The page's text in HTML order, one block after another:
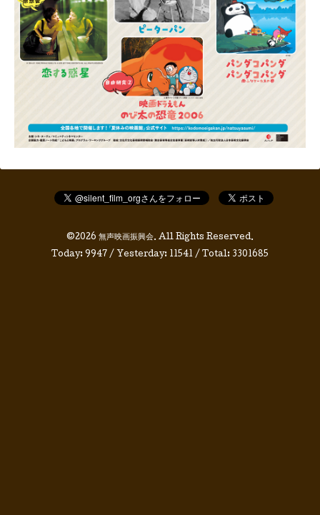
©2026 無声映画振興会. All Rights Reserved.
Today: 9947 / Yesterday: 11541 / Total: 3301685